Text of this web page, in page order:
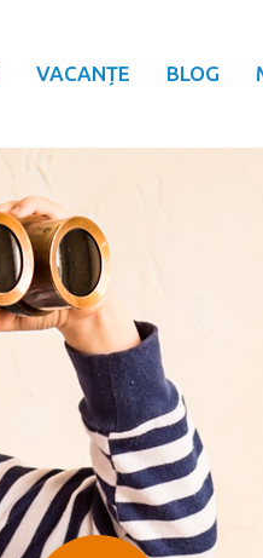
VACANȚE BLOG